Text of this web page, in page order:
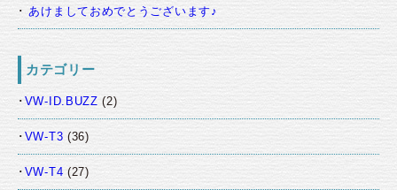
あけましておめでとうございます♪
カテゴリー
VW-ID.BUZZ (2)
VW-T3 (36)
VW-T4 (27)